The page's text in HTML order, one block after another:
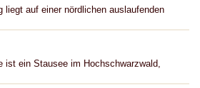
liegt auf einer nördlichen auslaufenden
ist ein Stausee im Hochschwarzwald,